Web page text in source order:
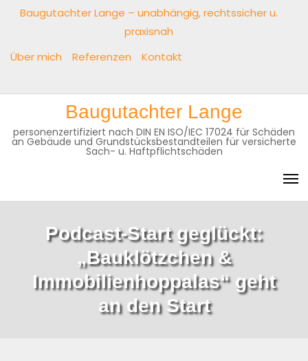
Baugutachter Lange – unabhängig, rechtssicher u.
praxisnah
Über mich
Referenzen Kontakt
Baugutachter Lange
personenzertifiziert nach DIN EN ISO/IEC 17024 für Schäden
an Gebäude und Grundstücksbestandteilen für versicherte
Sach- u. Haftpflichtschäden
Podcast-Start geglückt:
„Bauklötzchen &
Immobilienhoppalas“ geht
an den Start